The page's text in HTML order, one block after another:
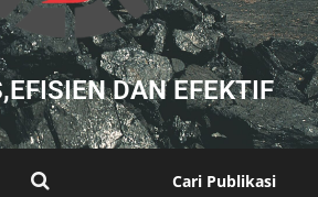
DAN EFEKTIF
Cari Publikasi